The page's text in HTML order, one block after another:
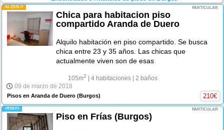
-ALQUILO- PARTICULAR
Chica para habitacion piso
compartido Aranda de Duero
Alquilo habitación en piso compartido. Se busca
chica entre 23 y 35 años. Las chicas que
actualmente viven son de esas
105m2 | 4 habitaciones| 2 baños
09 de marzo de 2018
Pisos en Aranda de Duero (Burgos) 210€
-VENDO- PARTICULAR
Piso en Frías (Burgos)